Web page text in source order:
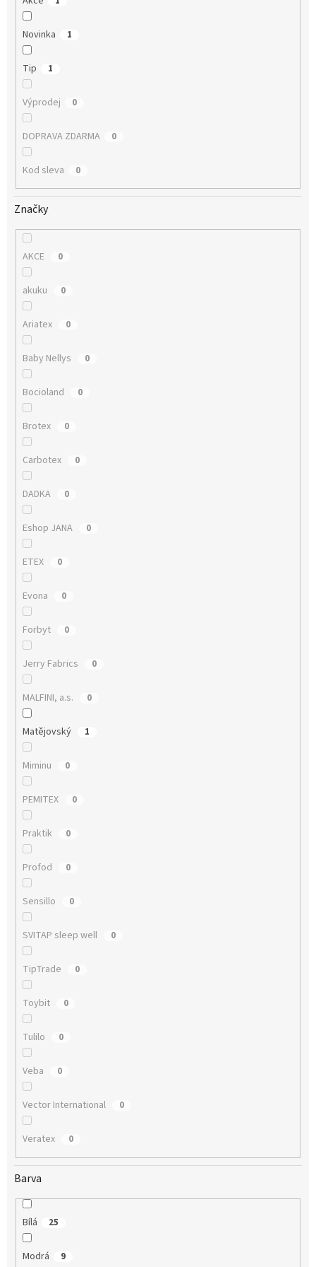
Novinka 1
Tip 1
Výprodej 0
DOPRAVA ZDARMA 0
Kod sleva 0
Značky
AKCE 0
akuku 0
Ariatex 0
Baby Nellys 0
Bocioland 0
Brotex 0
Carbotex 0
DADKA 0
Eshop JANA 0
ETEX 0
Evona 0
Forbyt 0
Jerry Fabrics 0
MALFINI, a.s. 0
Matějovský 1
Miminu 0
PEMITEX 0
Praktik 0
Profod 0
Sensillo 0
SVITAP sleep well 0
TipTrade 0
Toybit 0
Tulilo 0
Veba 0
Vector International 0
Veratex 0
Barva
Bílá 25
Modrá 9